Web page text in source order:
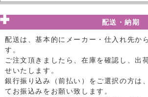
配送・納期
配送は、基本的にメーカー・仕入れ先か
す。
ご注文頂きましたら、在庫を確認し、出
せいたします。
銀行振り込み（前払い）をご選択の方は
てお振込みをお願い致します。